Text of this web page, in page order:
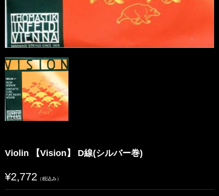
Violin 【Vision】 D線(シルバー巻)
¥2,772 （税込み）